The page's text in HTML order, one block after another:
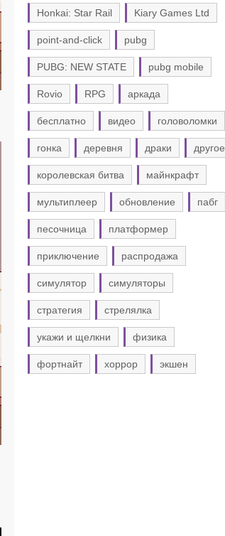
Honkai: Star Rail Kiary Games Ltd
point-and-click pubg
PUBG: NEW STATE pubg mobile
Rovio RPG аркада
бесплатно видео головоломки
гонка деревня драки другое
королевская битва майнкрафт
мультиплеер обновление пабг
песочница платформер
приключение распродажа
симулятор симуляторы
стратегия стрелялка
укажи и щелкни физика
фортнайт хоррор экшен